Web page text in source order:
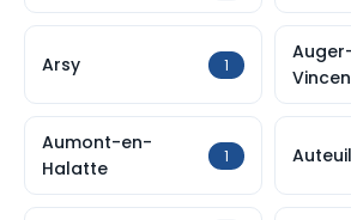
Arsy 1
Aumont-en-
Halatte
1 Auteuil